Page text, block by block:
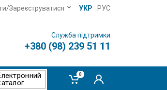
Зареєструватися УКР РУС
Служба підтримки
+380 (98) 239 51 11
0